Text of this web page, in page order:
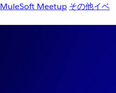
MuleSoft Meetup その他イベ